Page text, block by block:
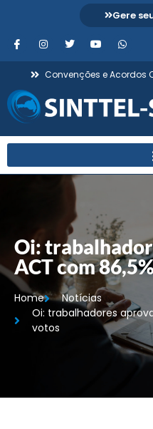
Gere
Convenções e Acordos
Oi:
ACT com
Home
Notícias
Oi: trabalhadores
votos